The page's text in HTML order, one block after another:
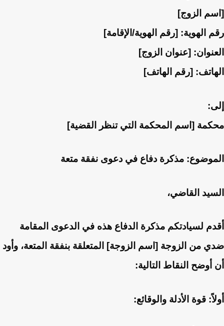
[اسم الزوج]
رقم الهوية: [رقم الهوية/الإقامة]
العنوان: [عنوان الزوج]
الهاتف: [رقم الهاتف]
إلى:
محكمة [اسم المحكمة التي تنظر القضية]
الموضوع: مذكرة دفاع في دعوى نفقة متعة
السيد القاضي،
أقدم لسيادتكم مذكرة الدفاع هذه في الدعوى المقامة
ضدي من الزوجة [اسم الزوجة] المتعلقة بنفقة المتعة، وأود
أن أوضح النقاط التالية:
أولاً: قوة الأدلة والوقائع: